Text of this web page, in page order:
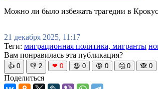
Можно ли было избежать трагедии в
21 декабря 2025, 11:17
Теги: миграционная политика, мигранты
Вам понравилась эта публикация?
👍 0 👎 2 ❤ 0 😆 0 😡 0 🤔 0 🙈 0
Поделиться